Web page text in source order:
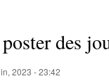
des
2023 - 23:42